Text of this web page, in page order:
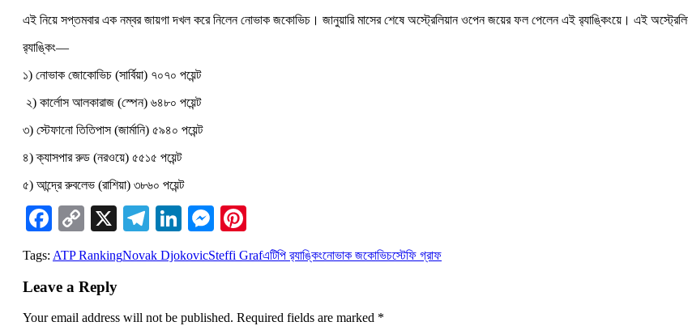
এই নিয়ে সপ্তমবার এক নম্বর জায়গা দখল করে নিলেন নোভাক জকোভিচ। জানুয়ারি মাসের শেষে অস্ট্রেলিয়ান ওপেন জয়ের ফল পেলেন এই র‍্যাঙ্কিংয়ে। এই
র‍্যাঙ্কিং—
১) নোভাক জোকোভিচ (সার্বিয়া) ৭০৭০ পয়েন্ট
২) কার্লোস আলকারাজ (স্পেন) ৬৪৮০ পয়েন্ট
৩) স্টেফানো তিতিপাস (জার্মানি) ৫৯৪০ পয়েন্ট
৪) ক্যাসপার রুড (নরওয়ে) ৫৫১৫ পয়েন্ট
৫) আন্দ্রে রুবলেভ (রাশিয়া) ৩৮৬০ পয়েন্ট
Facebook
Copy
Link
X Telegram
LinkedIn
Messenger
Tags: ATP RankingNovak DjokovicSteffi Grafএটিপি র‍্যাঙ্কিংনোভাক জকোভিচস্টেফি গ্রাফ
Leave a Reply
Your email address will not be published. Required fields are marked *